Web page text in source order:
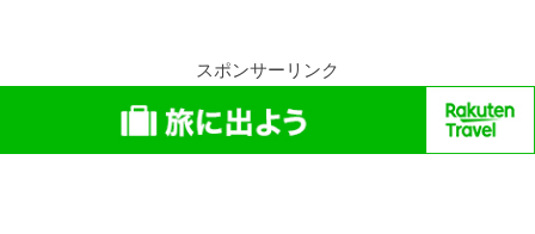
スポンサーリンク